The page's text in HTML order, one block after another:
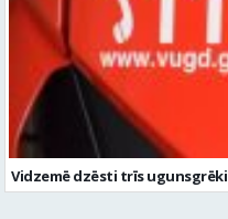
Vidzemē dzēsti trīs ugunsgrēki